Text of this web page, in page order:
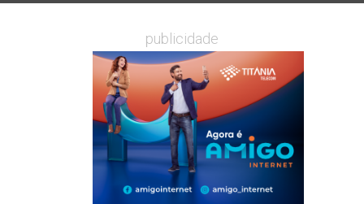
publicidade